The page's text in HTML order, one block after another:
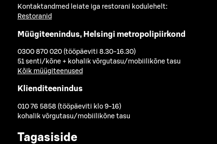
Kontaktandmed leiate iga restorani kodulehelt:
Restoranid
Müügiteenindus, Helsingi metropolipiirkond
0300 870 020 (tööpäeviti 8.30-16.30)
51 senti/kõne + kohalik võrgutasu/mobiilikõne tasu
Kõik müügiteenused
Klienditeenindus
010 76 5858 (tööpäeviti klo 9-16)
kohalik võrgutasu/mobiilikõne tasu
Tagasiside